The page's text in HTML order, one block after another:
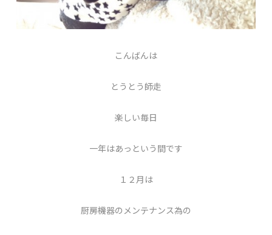
こんばんは
とうとう師走
楽しい毎日
一年はあっという間です
１２月は
厨房機器のメンテナンス為の